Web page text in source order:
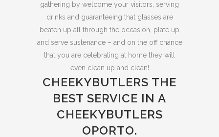
gathering by welcome your visitors, serving
drinks and guaranteeing that glasses are
beaten up all through the occasion, plate up
and serve sustenance – and on the off chance
that you are celebrating at home they will
even clean up and clean!
CHEEKYBUTLERS THE
BEST SERVICE IN A
CHEEKYBUTLERS
OPORTO.